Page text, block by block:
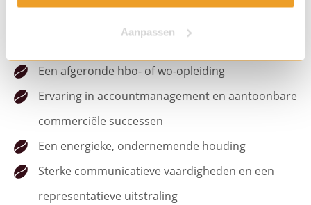
Aanpassen
Wat breng jij mee
Een afgeronde hbo- of wo-opleiding
Ervaring in accountmanagement en aantoonbare
commerciële successen
Een energieke, ondernemende houding
Sterke communicatieve vaardigheden en een
representatieve uitstraling